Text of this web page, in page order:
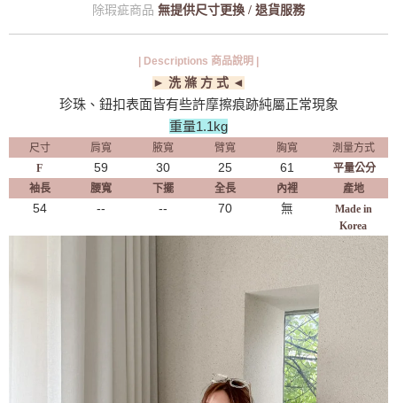
除瑕疵商品 無提供尺寸更換 / 退貨服務
| Descriptions 商品說明 |
► 洗 滌 方 式 ◄
珍珠、鈕扣表面皆有些許摩擦痕跡純屬正常現象
重量1.1kg
尺寸 肩寬 腋寬 臂寬 胸寬
測量方式
F
59 30 25 61
平量公分
袖長
腰寬 下擺 全長 內裡 產地
54 -- -- 70 無
Made in
Korea